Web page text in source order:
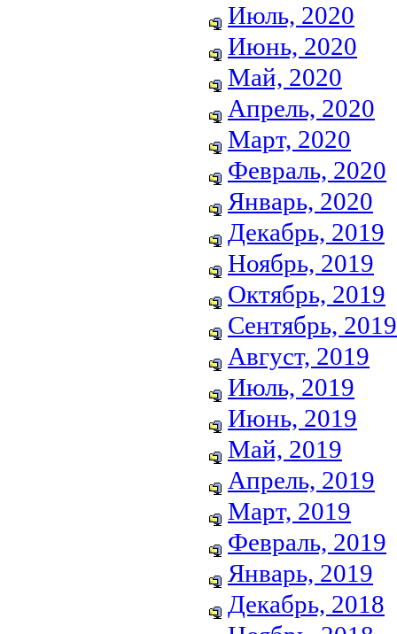
Июль, 2020
Июнь, 2020
Май, 2020
Апрель, 2020
Март, 2020
Февраль, 2020
Январь, 2020
Декабрь, 2019
Ноябрь, 2019
Октябрь, 2019
Сентябрь, 2019
Август, 2019
Июль, 2019
Июнь, 2019
Май, 2019
Апрель, 2019
Март, 2019
Февраль, 2019
Январь, 2019
Декабрь, 2018